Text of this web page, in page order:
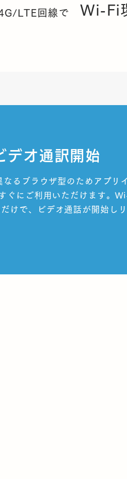
LTE回線で ​Wi-Fi
デオ通訳開始
るブラウザ型のためアプリ
ぐにご利用いただけます。
けで、
ビデオ通話が開始し